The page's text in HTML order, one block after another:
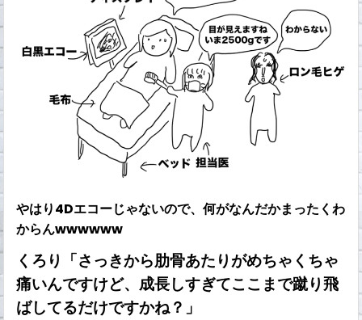
やはり4Dエコーじゃないので、何がなんだかまったくわ
からんwwwwww
くろり「さっきから肋骨あたりがめちゃくちゃ
痛いんですけど、成長しすぎてここまで蹴り飛
ばしてるだけですかね？」